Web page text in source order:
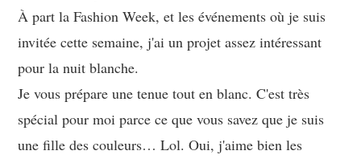
À part la Fashion Week, et les événements où je suis
invitée cette semaine, j'ai un projet assez intéressant
pour la nuit blanche.
Je vous prépare une tenue tout en blanc. C'est très
spécial pour moi parce ce que vous savez que je suis
une fille des couleurs… Lol. Oui, j'aime bien les